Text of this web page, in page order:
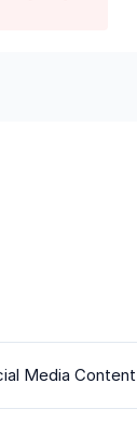
Media Content